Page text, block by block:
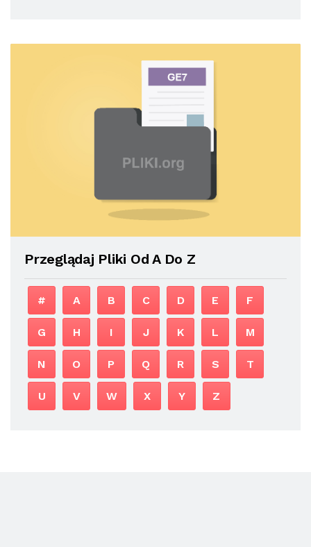
Przeglądaj Pliki Od A Do Z
# A B C D E F
G H I J K L M
N O P Q R S T
U V W X Y Z